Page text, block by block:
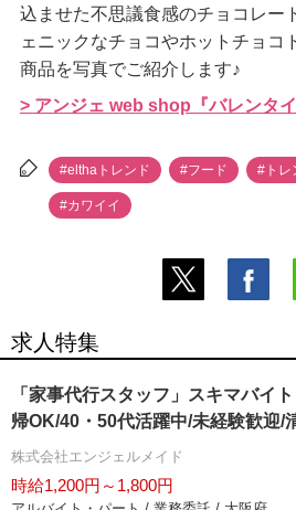
込ませた不思議食感のチョコレー
ェニックなチョコやホットチョコ
商品を写真でご紹介します♪
> アンジェ web shop『バレンタイ
#elthaトレンド #フード #トレ
#カワイイ
求人特集
「家事代行スタッフ」スキマバイ
帰OK/40・50代活躍中/未経験歓迎/
株式会社エンジェルメイド
時給1,200円～1,800円